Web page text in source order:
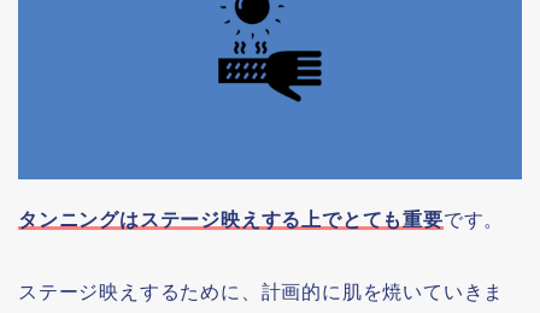
タンニングはステージ映えする上でとても重要です。
ステージ映えするために、計画的に肌を焼いていきま